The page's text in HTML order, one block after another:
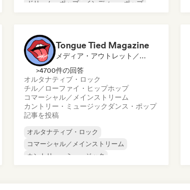
ドリーム・ポップ
インディー・ポップ
Tongue Tied Magazine
メディア・アウトレット／ジャーナリスト
>4700件の回答
オルタナティブ・ロック
チル／ローファイ・ヒップホップ
コマーシャル／メインストリーム
カントリー・ミュージック ダンス・ポップ
記事を投稿
オルタナティブ・ロック
コマーシャル／メインストリーム
カントリー・ミュージック